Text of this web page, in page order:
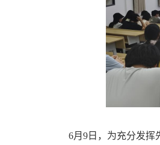
6月9日，为充分发挥